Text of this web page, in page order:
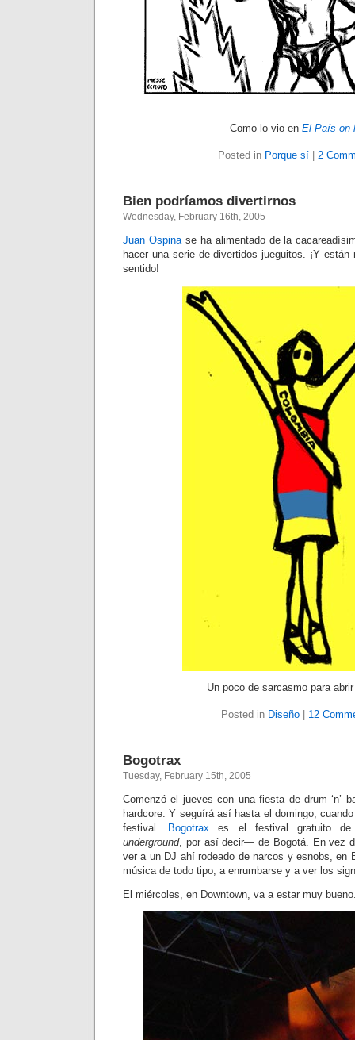
Como lo vio en El País on-
Posted in Porque sí| 2
Bien podríamos divertirnos
Wednesday, February 16th, 2005
Juan Ospinase ha alimentado de la
hacer una serie de divertidos jueguitos. ¡Y están
sentido!
Un poco de sarcasmo para
Posted in Diseño 12
Bogotrax
Tuesday, February 15th, 2005
Comenzó el jueves con una fiesta de drum ‘n’
hardcore. Y seguírá así hasta el domingo,
festival.
Bogotrax es el festival gratuito de
underground, por así decir— de Bogotá. En vez
ver a un DJ ahí rodeado de narcos y esnobs, en
música de todo tipo, a enrumbarse y a ver los
El miércoles, en Downtown, va a estar muy